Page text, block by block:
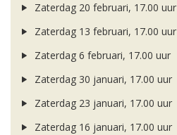
Zaterdag 20 februari, 17.00 uur
Zaterdag 13 februari, 17.00 uur
Zaterdag 6 februari, 17.00 uur
Zaterdag 30 januari, 17.00 uur
Zaterdag 23 januari, 17.00 uur
Zaterdag 16 januari, 17.00 uur